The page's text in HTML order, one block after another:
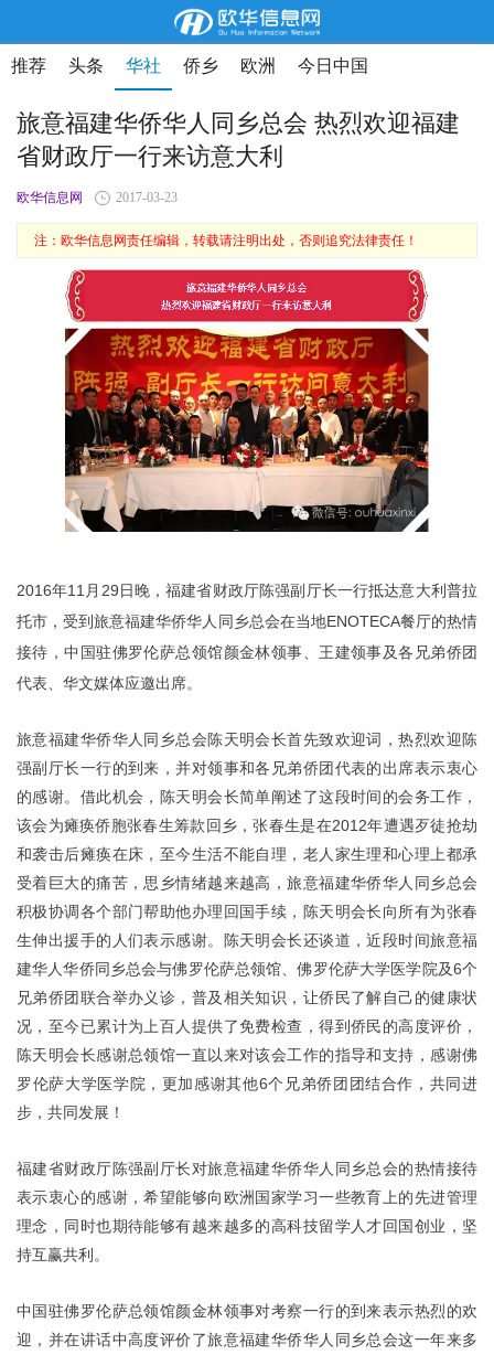
推荐 头条 华社 侨乡 欧洲 今日中国
旅意福建华侨华人同乡总会 热烈欢迎福建
省财政厅一行来访意大利
欧华信息网 2017-03-23
注：欧华信息网责任编辑，转载请注明出处，否则追究法律责任！
2016年11 月 29 日晚，福建省财政厅陈强副厅长一行抵达意大利普拉
托市，受到旅意福建华侨华人同乡总会在当地ENOTECA餐厅的热情
接待，中国驻佛罗伦萨总领馆颜金林领事、王建领事及各兄弟侨团
代表、华文媒体应邀出席。
旅意福建华侨华人同乡总会陈天明会长首先致欢迎词，热烈欢迎陈
强副厅长一行的到来，并对领事和各兄弟侨团代表的出席表示衷心
的感谢。借此机会，陈天明会长简单阐述了这段时间的会务工作，
该会为瘫痪侨胞张春生筹款回乡，张春生是在2012年遭遇歹徒抢劫
和袭击后瘫痪在床，至今生活不能自理，老人家生理和心理上都承
受着巨大的痛苦，思乡情绪越来越高，旅意福建华侨华人同乡总会
积极协调各个部门帮助他办理回国手续，陈天明会长向所有为张春
生伸出援手的人们表示感谢。陈天明会长还谈道，近段时间旅意福
建华人华侨同乡总会与佛罗伦萨总领馆、佛罗伦萨大学医学院及6个
兄弟侨团联合举办义诊，普及相关知识，让侨民了解自己的健康状
况，至今已累计为上百人提供了免费检查，得到侨民的高度评价，
陈天明会长感谢总领馆一直以来对该会工作的指导和支持，感谢佛
罗伦萨大学医学院，更加感谢其他6个兄弟侨团团结合作，共同进
步，共同发展！
福建省财政厅陈强副厅长对旅意福建华侨华人同乡总会的热情接待
表示衷心的感谢，希望能够向欧洲国家学习一些教育上的先进管理
理念，同时也期待能够有越来越多的高科技留学人才回国创业，坚
持互赢共利。
中国驻佛罗伦萨总领馆颜金林领事对考察一行的到来表示热烈的欢
迎，并在讲话中高度评价了旅意福建华侨华人同乡总会这一年来多